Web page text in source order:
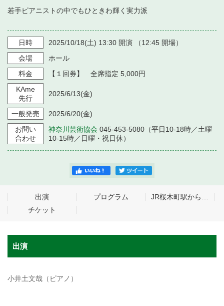
若手ピアニストの中でもひときわ輝く実力派
日時 2025/10/18(土) 13:30 開演 （12:45 開場）
会場
ホール
料金
【１回券】 全席指定 5,000円
KAme
先行
2025/6/13(金)
一般発売 2025/6/20(金)
お問い
合わせ
神奈川芸術協会 045-453-5080（平日10-18時／土曜
10-15時／日曜・祝日休）
出演 プログラム
JR桜木町駅から無料シャトルバスを運行！
チケット
出演
小井土文哉（ピアノ）